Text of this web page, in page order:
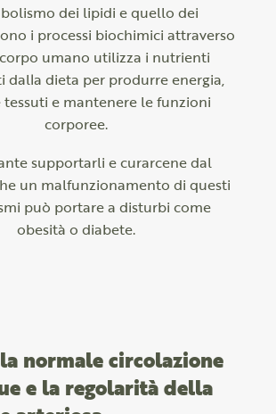
dei lipidi e quello dei
i processi biochimici attraverso
umano utilizza i nutrienti
dalla dieta per produrre energia,
e mantenere le funzioni
corporee.
supportarli e curarcene dal
un malfunzionamento di questi
può portare a disturbi come
obesità o diabete.
normale circolazione
e la regolarità della